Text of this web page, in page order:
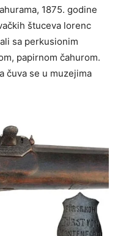
1875. godine
štuceva lorenc
sa perkusionim
papirnom čahurom.
čuva se u muzejima